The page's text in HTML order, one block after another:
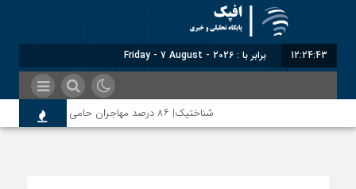
12:24:44 برابر با : Friday - 7 August - 2026
شناختیک| ۸۶ درصد مهاجران حامی ایران در جنگ؛ ۷۵ درصد مهاجران دولت چهاردهم را خیرخواه خود نمی‌دانند